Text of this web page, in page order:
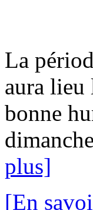
La
aura lieu
bonne
plus]
[En